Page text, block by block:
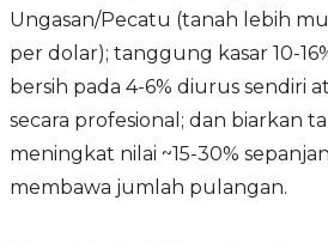
Ungasan/Pecatu (tanah lebih
per dolar); tanggung kasar 10-
bersih pada 4-6% diurus sendiri
secara profesional; dan biarkan
meningkat nilai ~15-30%
membawa jumlah pulangan.